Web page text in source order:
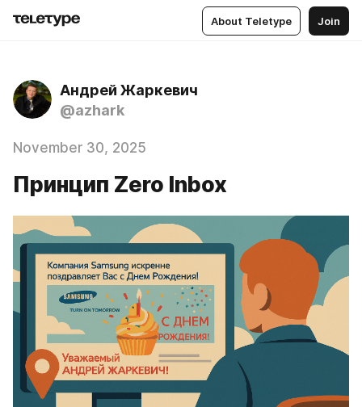
About Teletype Join
Андрей Жаркевич
@azhark
November 30, 2025
Принцип Zero Inbox